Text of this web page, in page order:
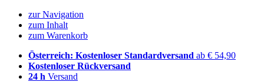
zur Navigation
zum Inhalt
zum Warenkorb
Österreich: Kostenloser Standardversand ab € 54,90
Kostenloser Rückversand
24 h Versand